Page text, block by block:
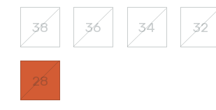
38 36 34 32
28